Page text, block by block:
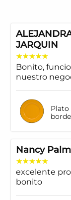
JARQUIN
Bonito,
nuestro
Plato
Nancy
excelente
bonito